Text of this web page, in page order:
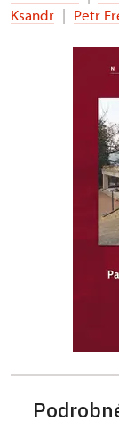
Ksandr | Petr